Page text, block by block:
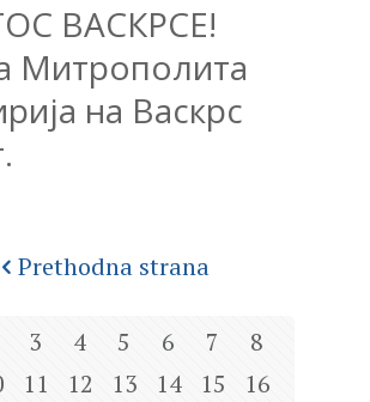
ВАСКРСЕ!
Митрополита
на Васкрс
Prethodna strana
3 4 5 6 7
8
11 12 13 14 15
16